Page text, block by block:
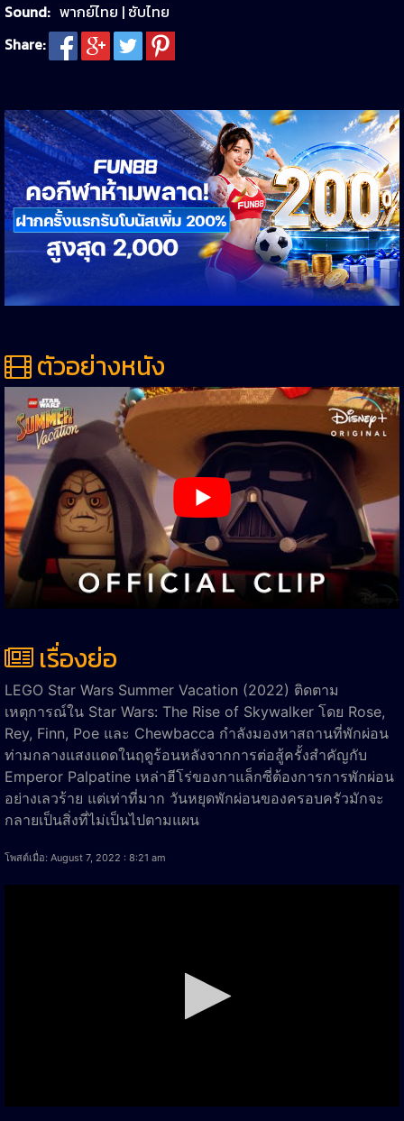
Sound: พากย์ไทย | ซับไทย
Share:
ตัวอย่างหนัง
เรื่องย่อ
LEGO Star Wars Summer Vacation (2022) ติดตาม
เหตุการณ์ใน Star Wars: The Rise of Skywalker โดย Rose,
Rey, Finn, Poe และ Chewbacca กำลังมองหาสถานที่พักผ่อน
ท่ามกลางแสงแดดในฤดูร้อนหลังจากการต่อสู้ครั้งสำคัญกับ
Emperor Palpatine เหล่าฮีโร่ของกาแล็กซี่ต้องการการพักผ่อน
อย่างเลวร้าย แต่เท่าที่มาก วันหยุดพักผ่อนของครอบครัวมักจะ
กลายเป็นสิ่งที่ไม่เป็นไปตามแผน
โพสต์เมื่อ: August 7, 2022 : 8:21 am